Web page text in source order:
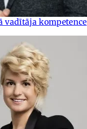
vadītāja kompetence